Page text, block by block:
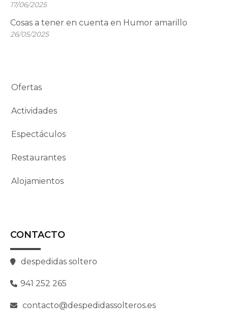
17/06/2025
Cosas a tener en cuenta en Humor amarillo
26/05/2025
Ofertas
Actividades
Espectáculos
Restaurantes
Alojamientos
CONTACTO
despedidas soltero
941 252 265
contacto@despedidassolteros.es